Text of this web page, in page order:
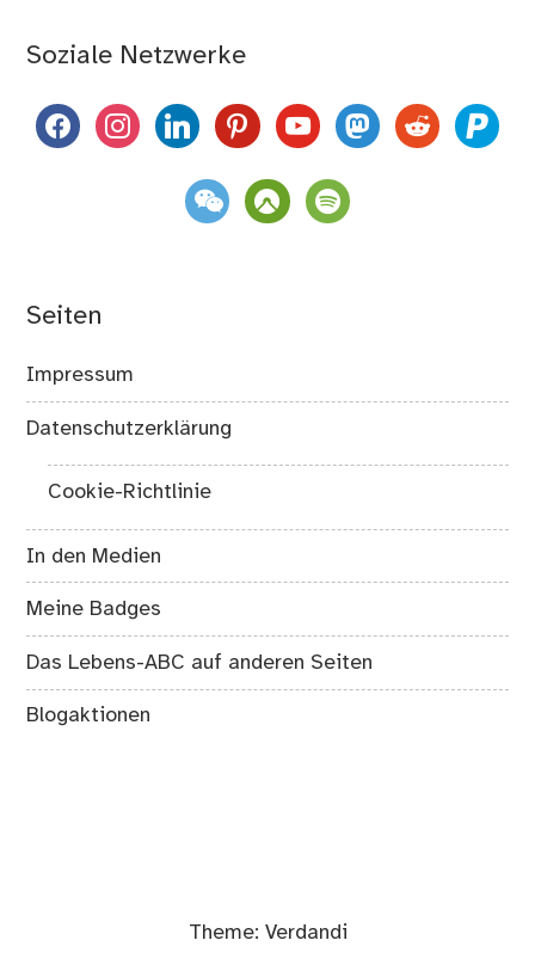
Soziale Netzwerke
facebookinstagramlinkedinpinterestyoutubemastodon
reddit paypal
weixin komootspotify
Seiten
Impressum
Datenschutzerklärung
Cookie-Richtlinie
In den Medien
Meine Badges
Das Lebens-ABC auf anderen Seiten
Blogaktionen
Theme: Verdandi